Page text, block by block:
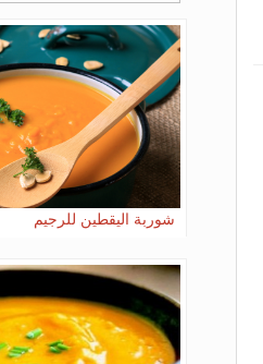
شوربة اليقطين للرجيم